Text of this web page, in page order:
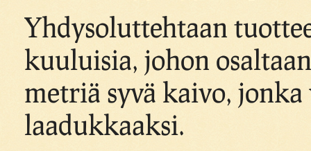
Yhdysoluttehtaan
kuuluisia, johon
metriä syvä kaivo,
laadukkaaksi.